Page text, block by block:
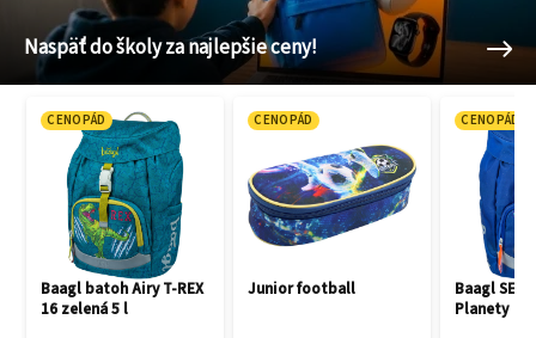
Naspäť do školy za najlepšie ceny!
CENOPÁD
Baagl batoh Airy T-REX
16 zelená 5 l
CENOPÁD
Junior football
CENOPÁD
Baagl SET
Planety